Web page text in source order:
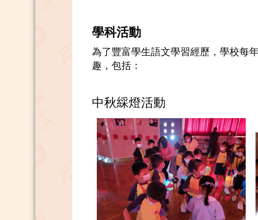
學科活動
為了豐富學生語文學習經歷，學校每
趣，包括：
中秋綵燈活動